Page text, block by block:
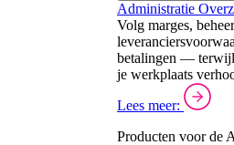
Administratie
Volg marges,
betalingen — terwijl
je werkplaats
Lees meer:
Producten voor de